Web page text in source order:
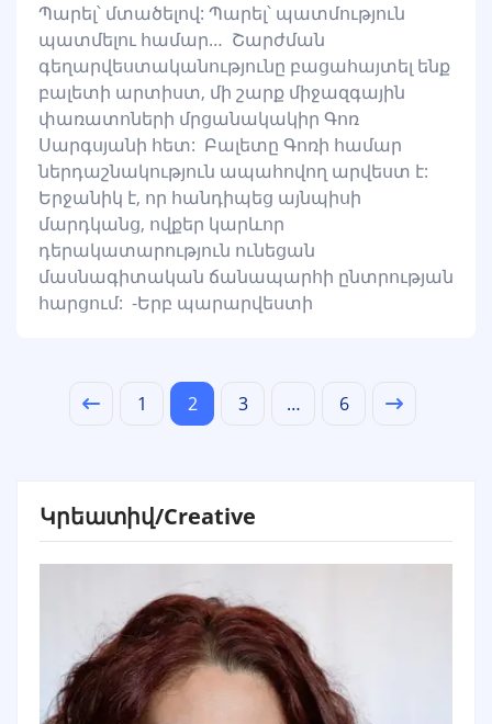
Պարել՝ մտածելով: Պարել՝ պատմություն
պատմելու համար… Շարժման
գեղարվեստականությունը բացահայտել ենք
բալետի արտիստ, մի շարք միջազգային
փառատոների մրցանակակիր Գոռ
Սարգսյանի հետ: Բալետը Գոռի համար
ներդաշնակություն ապահովող արվեստ է:
Երջանիկ է, որ հանդիպեց այնպիսի
մարդկանց, ովքեր կարևոր
դերակատարություն ունեցան
մասնագիտական ճանապարհի ընտրության
հարցում: -Երբ պարարվեստի
1 2 3 … 6
Կրեատիվ/Creative